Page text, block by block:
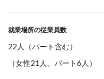
就業場所の従業員数
22人（パート含む）
（女性21人、パート6人）